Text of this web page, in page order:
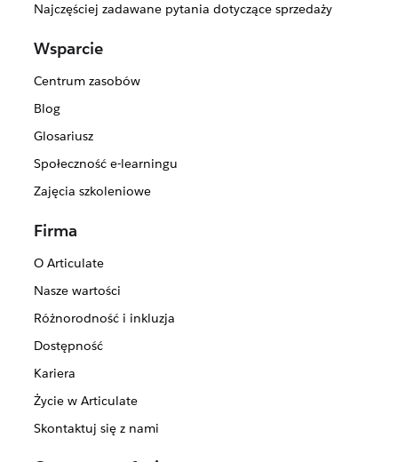
Najczęściej zadawane pytania dotyczące sprzedaży
Wsparcie
Centrum zasobów
Blog
Glosariusz
Społeczność e-learningu
Zajęcia szkoleniowe
Firma
O Articulate
Nasze wartości
Różnorodność i inkluzja
Dostępność
Kariera
Życie w Articulate
Skontaktuj się z nami